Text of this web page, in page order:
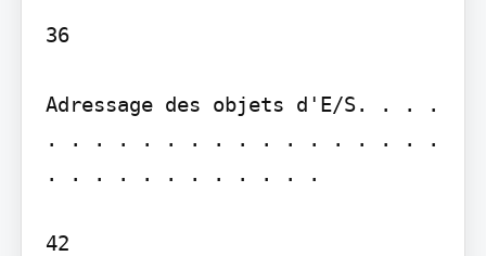
36
Adressage des objets d'E/S. . . .
. . . . . . . . . . . . . . . . .
. . . . . . . . . . . .
42